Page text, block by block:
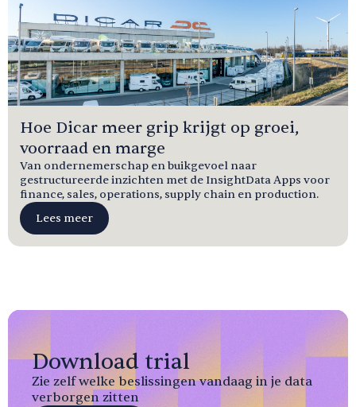
Hoe Dicar meer grip krijgt op groei,
voorraad en marge
Van ondernemerschap en buikgevoel naar
gestructureerde inzichten met de InsightData Apps voor
finance, sales, operations, supply chain en production.
Lees meer
Download trial
Zie zelf welke beslissingen vandaag in je data
verborgen zitten